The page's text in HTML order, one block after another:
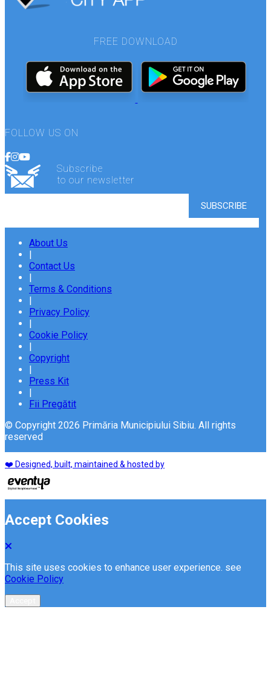
FREE DOWNLOAD
FOLLOW US ON
Subscribe
to our newsletter
About Us
|
Contact Us
|
Terms & Conditions
|
Privacy Policy
|
Cookie Policy
|
Copyright
|
Press Kit
|
Fii Pregătit
© Copyright 2026 Primăria Municipiului Sibiu. All rights
reserved
❤️ Designed, built, maintained & hosted by
Accept Cookies
This site uses cookies to enhance user experience. see
Cookie Policy